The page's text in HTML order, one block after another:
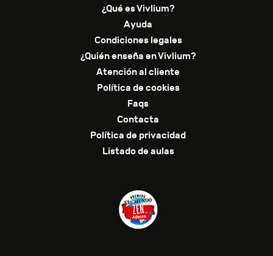
¿Qué es Vivlium?
Ayuda
Condiciones legales
¿Quién enseña en Vivlium?
Atención al cliente
Política de cookies
Faqs
Contacta
Política de privacidad
Listado de aulas